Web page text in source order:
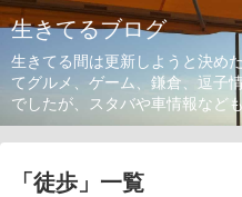
生きてるブログ
生きてる間は更新しようと決め
てグルメ、ゲーム、鎌倉、逗子
でしたが、スタバや車情報など
「 徒歩 」 一覧